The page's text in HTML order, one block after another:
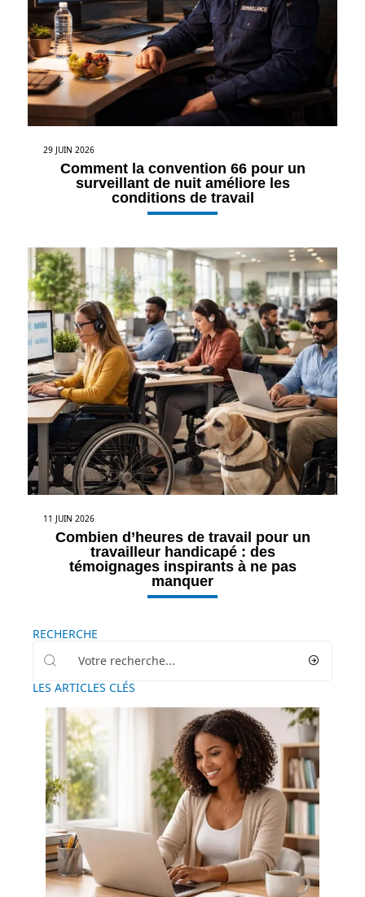
29 JUIN 2026
Comment la convention 66 pour un
surveillant de nuit améliore les
conditions de travail
11 JUIN 2026
Combien d’heures de travail pour un
travailleur handicapé : des
témoignages inspirants à ne pas
manquer
RECHERCHE
LES ARTICLES CLÉS